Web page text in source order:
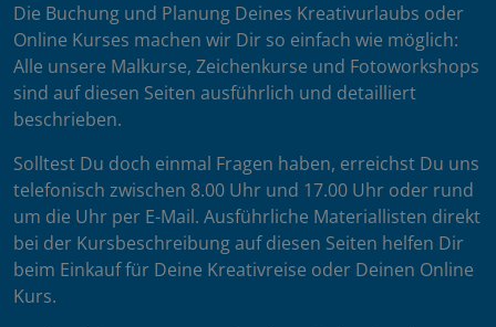
Die Buchung und Planung Deines Kreativurlaubs oder
Online Kurses machen wir Dir so einfach wie möglich:
Alle unsere Malkurse, Zeichenkurse und Fotoworkshops
sind auf diesen Seiten ausführlich und detailliert
beschrieben.
Solltest Du doch einmal Fragen haben, erreichst Du uns
telefonisch zwischen 8.00 Uhr und 17.00 Uhr oder rund
um die Uhr per E-Mail. Ausführliche Materiallisten direkt
bei der Kursbeschreibung auf diesen Seiten helfen Dir
beim Einkauf für Deine Kreativreise oder Deinen Online
Kurs.